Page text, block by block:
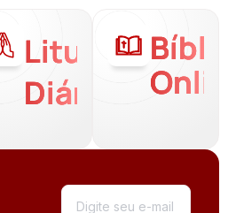
Liturgia
Diária